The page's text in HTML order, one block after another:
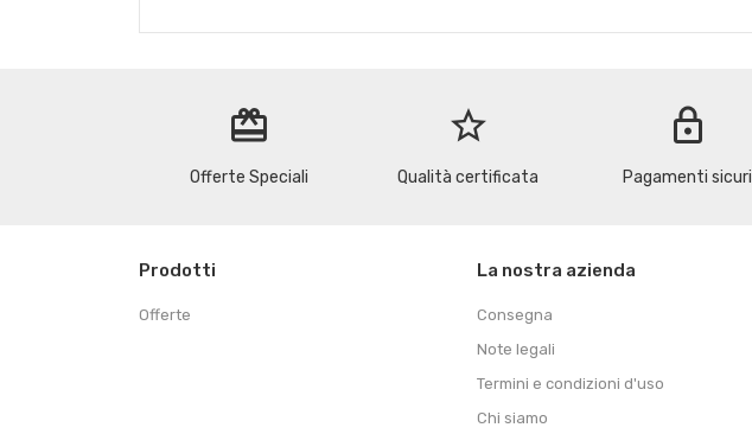
redeem
Offerte Speciali
star_border
Qualità certificata
lock
Pagamenti sicuri
Prodotti
Offerte
La nostra azienda
Consegna
Note legali
Termini e condizioni d'uso
Chi siamo